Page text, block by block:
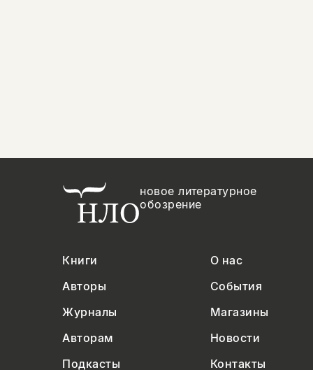
новое литературное
обозрение
Книги
О нас
Авторы
События
Журналы
Магазины
Авторам
Новости
Подкасты
Контакты